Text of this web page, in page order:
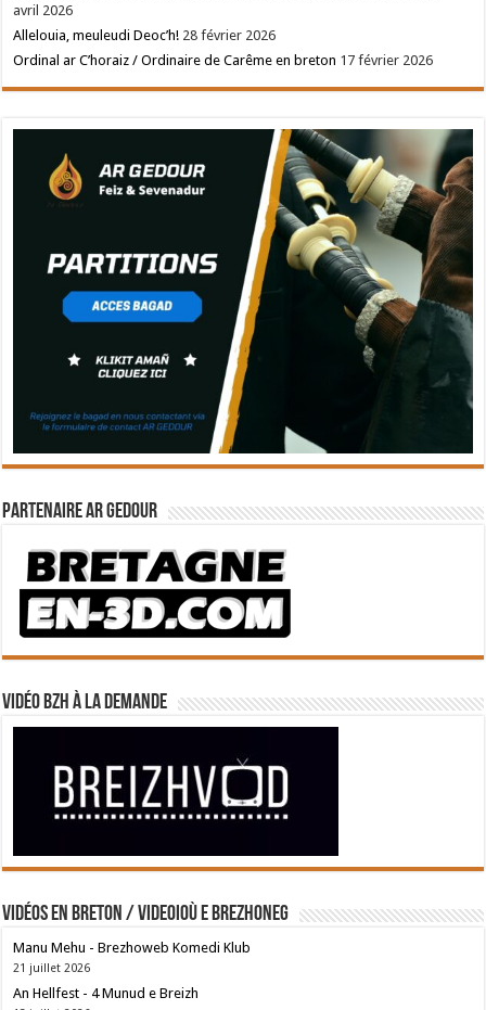
avril 2026
Allelouia, meuleudi Deoc’h! 28 février 2026
Ordinal ar C’horaiz / Ordinaire de Carême en breton 17 février 2026
Partenaire Ar Gedour
Vidéo BZH à la demande
Vidéos en breton / Videoioù e brezhoneg
Manu Mehu - Brezhoweb Komedi Klub
21 juillet 2026
An Hellfest - 4 Munud e Breizh